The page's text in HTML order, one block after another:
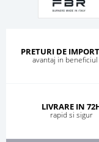
PRETURI DE
avantaj in beneficiul
LIVRARE IN
rapid si sigur